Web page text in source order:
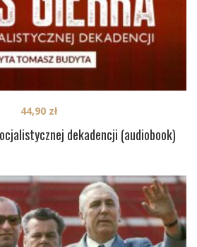
dekadencji (audiobook)
44,90 zł